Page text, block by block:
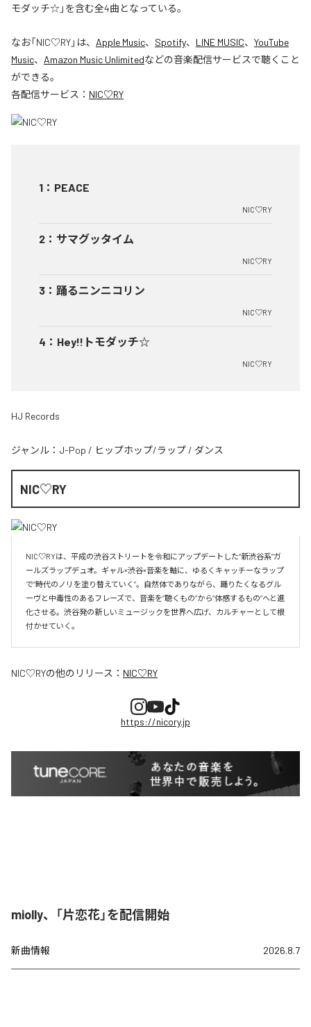
モダッチ☆」を含む全4曲となっている。
なお「NIC♡RY」は、 Apple Music、 Spotify、 LINE MUSIC、 YouTube
Music、 Amazon Music Unlimitedなどの音楽配信サービスで聴くこと
ができる。
各配信サービス： NIC♡RY
1 ： PEACE
NIC♡RY
2 ： サマグッタイム
NIC♡RY
3 ： 踊るニンニコリン
NIC♡RY
4 ： Hey!!トモダッチ☆
NIC♡RY
HJ Records
ジャンル： J-Pop / ヒップホップ/ラップ / ダンス
NIC♡RY
NIC♡RYは、平成の渋谷ストリートを令和にアップデートした“新渋谷系”ガ
ールズラップデュオ。ギャル×渋谷×音楽を軸に、ゆるくキャッチーなラップ
で“時代のノリを塗り替えていく”。自然体でありながら、踊りたくなるグル
ーヴと中毒性のあるフレーズで、音楽を“聴くもの”から“体感するもの”へと進
化させる。渋谷発の新しいミュージックを世界へ広げ、カルチャーとして根
付かせていく。
NIC♡RYの他のリリース： NIC♡RY
https://nicory.jp
miolly、「片恋花」を配信開始
新曲情報 2026.8.7